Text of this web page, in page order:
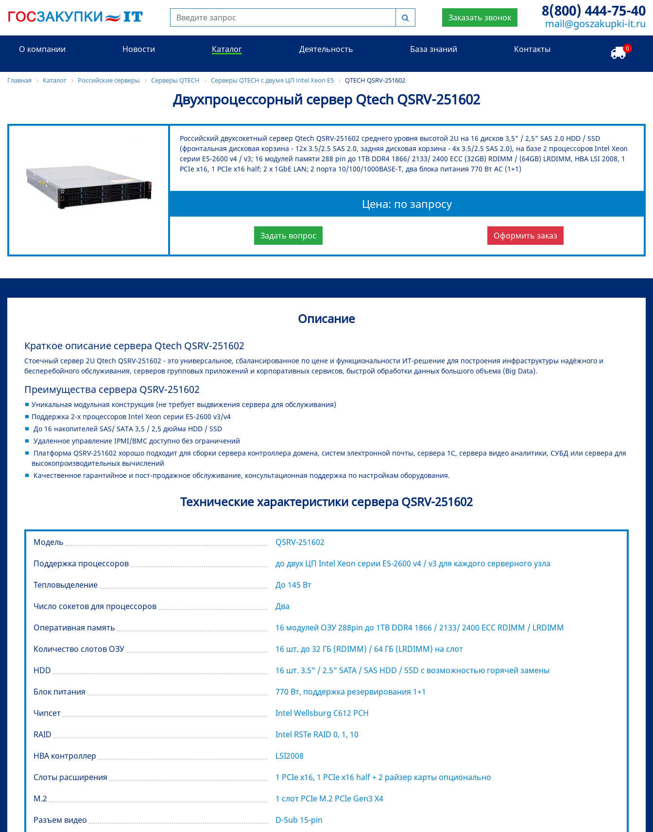
Заказать звонок 8(800) 444-75-40
mail@goszakupki-it.ru
0
О компании Новости Каталог Деятельность База знаний Контакты
Главная Каталог Российские серверы Серверы QTECH Серверы QTECH с двумя ЦП Intel Xeon E5 QTECH QSRV-251602
Двухпроцессорный сервер Qtech QSRV-251602
Российский двухсокетный сервер Qtech QSRV-251602 среднего уровня высотой 2U на 16 дисков 3,5" / 2,5" SAS 2.0 HDD / SSD
(фронтальная дисковая корзина - 12x 3.5/2.5 SAS 2.0, задняя дисковая корзина - 4x 3.5/2.5 SAS 2.0), на базе 2 процессоров Intel Xeon
серии E5-2600 v4 / v3; 16 модулей памяти 288 pin до 1TB DDR4 1866/ 2133/ 2400 ECC (32GB) RDIMM / (64GB) LRDIMM, HBA LSI 2008, 1
PCIe x16, 1 PCIe x16 half; 2 x 1GbE LAN; 2 порта 10/100/1000BASE-T, два блока питания 770 Вт AC (1+1)
Цена: по запросу
Задать вопрос Оформить заказ
Описание
Краткое описание сервера Qtech QSRV-251602
Стоечный сервер 2U Qtech QSRV-251602 - это универсальное, сбалансированное по цене и функциональности ИТ-решение для построения инфраструктуры надёжного и
бесперебойного обслуживания, серверов групповых приложений и корпоративных сервисов, быстрой обработки данных большого объема (Big Data).
Преимущества сервера QSRV-251602
Уникальная модульная конструкция (не требует выдвижения сервера для обслуживания)
Поддержка 2-х процессоров Intel Xeon серии E5-2600 v3/v4
До 16 накопителей SAS/ SATA 3,5 / 2,5 дюйма HDD / SSD
Удаленное управление IPMI/BMC доступно без ограничений
Платформа QSRV-251602 хорошо подходит для сборки сервера контроллера домена, систем электронной почты, сервера 1С, сервера видео аналитики, СУБД или сервера для
высокопроизводительных вычислений
Качественное гарантийное и пост-продажное обслуживание, консультационная поддержка по настройкам оборудования.
Технические характеристики сервера QSRV-251602
Модель
QSRV-251602
Поддержка процессоров
до двух ЦП Intel Xeon серии E5-2600 v4 / v3 для каждого серверного узла
Тепловыделение
До 145 Вт
Число сокетов для процессоров
Два
Оперативная память
16 модулей ОЗУ 288pin до 1TB DDR4 1866 / 2133/ 2400 ECC RDIMM / LRDIMM
Количество слотов ОЗУ
16 шт, до 32 ГБ (RDIMM) / 64 ГБ (LRDIMM) на слот
HDD
16 шт. 3.5" / 2.5" SATA / SAS HDD / SSD с возможностью горячей замены
Блок питания
770 Вт, поддержка резервирования 1+1
Чипсет
Intel Wellsburg C612 PCH
RAID
Intel RSTe RAID 0, 1, 10
HBA контроллер
LSI2008
Слоты расширения
1 PCIe x16, 1 PCIe x16 half + 2 райзер карты опционально
M.2
1 cлот PCIe M.2 PCIe Gen3 X4
Разъем видео
D-Sub 15-pin